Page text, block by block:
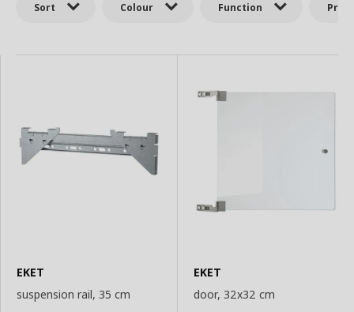
Sort Colour Function Price
EKET
suspension rail, 35 cm
EKET
door, 32x32 cm